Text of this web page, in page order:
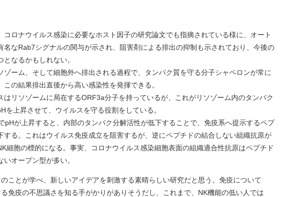
コロナウイルス感染に必要なホスト因子の研究論文でも指摘されている様に、オート
名なRab7シグナルの関与が示され、阻害剤による排出の抑制も示されており、今後の
となるかもしれない。
ゾーム、そして細胞外へ排出される過程で、タンパク質を守る分子シャペロンが常に
この結果排出直後から高い感染性を発揮できる。
はリソゾームに局在するORF3a分子を持っているが、これがリソゾーム内のタンパク
を上昇させて、ウイルスを守る役割をしている。
pHが上昇すると、内部のタンパク分解活性が低下することで、免疫系へ提示するペプ
する。これはウイルス免疫成立を阻害するが、逆にペプチドの結合しない組織抗原が
細胞の標的になる。事実、コロナウイルス感染細胞表面の組織適合性抗原はペプチド
いオープン型が多い。
ことが学べ、新しいアイデアを刺激する素晴らしい研究だと思う。免疫について
免疫の不思議さを知る手がかりがありそうだし、これまで、NK機能の低い人では